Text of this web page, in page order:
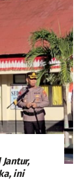
ini